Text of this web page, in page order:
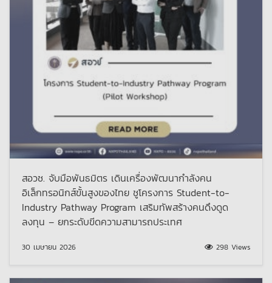
สอวช. จับมือพันธมิตร เดินเครื่องพัฒนากำลังคน
อิเล็กทรอนิกส์ขั้นสูงของไทย ชูโครงการ Student-to-
Industry Pathway Program เสริมทัพสร้างคนดึงดูด
ลงทุน – ยกระดับขีดความสามารถประเทศ
30 เมษายน 2026 298 Views